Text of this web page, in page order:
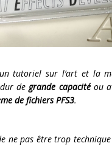
tutoriel sur l’art et la
dur degrande capacitéou
de fichiers PFS3.
ne pas être trop